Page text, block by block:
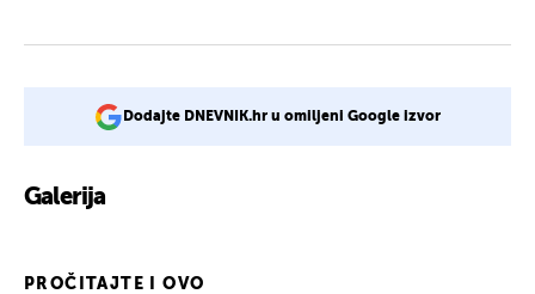
Dodajte DNEVNIK.hr u omiljeni Google izvor
Galerija
PROČITAJTE I OVO